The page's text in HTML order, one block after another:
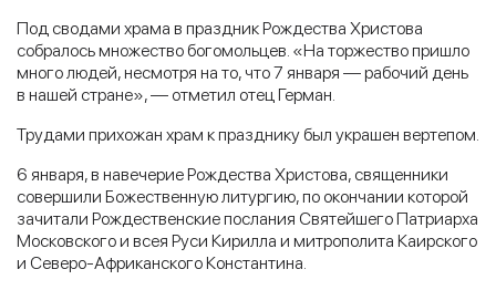
Под сводами храма в праздник Рождества Христова
собралось множество богомольцев. «На торжество пришло
много людей, несмотря на то, что 7 января — рабочий день
в нашей стране», — отметил отец Герман.
Трудами прихожан храм к празднику был украшен вертепом.
6 января, в навечерие Рождества Христова, священники
совершили Божественную литургию, по окончании которой
зачитали Рождественские послания Святейшего Патриарха
Московского и всея Руси Кирилла и митрополита Каирского
и Северо-Африканского Константина.